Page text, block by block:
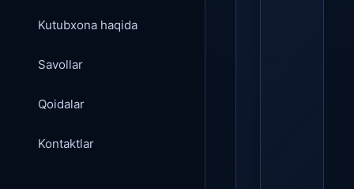
Kutubxona haqida
Savollar
Qoidalar
Kontaktlar